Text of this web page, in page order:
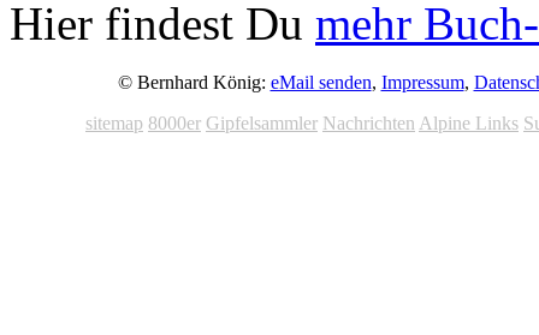
Hier findest Du mehr
© Bernhard König: eMail senden, Impressum,
sitemap 8000er Gipfelsammler Nachrichten Alpine Links